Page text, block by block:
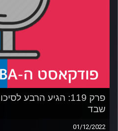
פרק 119: הגיע הרבע
שבד
01/12/2022